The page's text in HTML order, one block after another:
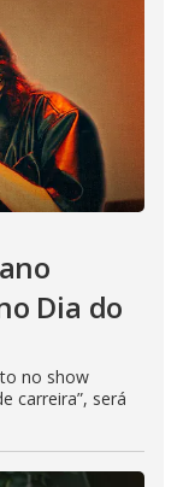
Dia do
no show
carreira”, será